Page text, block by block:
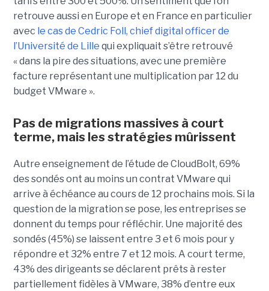
retrouve aussi en Europe et en France en particulier
avec le cas de Cedric Foll, chief digital officer de
l’Université de Lille qui expliquait s’être retrouvé
« dans la pire des situations, avec une première
facture représentant une multiplication par 12 du
budget VMware ».
Pas de migrations massives à court
terme, mais les stratégies mûrissent
Autre enseignement de l’étude de CloudBolt, 69%
des sondés ont au moins un contrat VMware qui
arrive à échéance au cours de 12 prochains mois. Si la
question de la migration se pose, les entreprises se
donnent du temps pour réfléchir. Une majorité des
sondés (45%) se laissent entre 3 et 6 mois pour y
répondre et 32% entre 7 et 12 mois. A court terme,
43% des dirigeants se déclarent prêts à rester
partiellement fidèles à VMware, 38% d’entre eux